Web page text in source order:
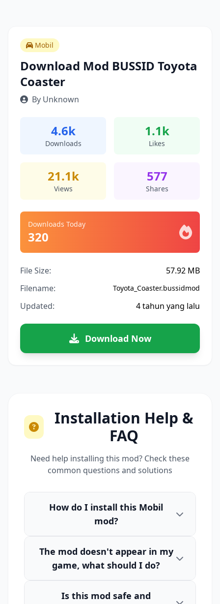
Mobil
Download Mod BUSSID Toyota
Coaster
By Unknown
4.6k
Downloads
1.1k
Likes
21.1k
Views
577
Shares
Downloads Today
320
File Size:
57.92 MB
Filename:
Toyota_Coaster.bussidmod
Updated: 4 tahun yang lalu
Download Now
Installation Help &
FAQ
Need help installing this mod? Check these
common questions and solutions
How do I install this Mobil
mod?
The mod doesn't appear in my
game, what should I do?
Is this mod safe and